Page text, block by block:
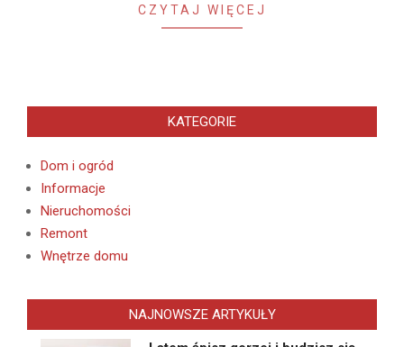
CZYTAJ WIĘCEJ
KATEGORIE
Dom i ogród
Informacje
Nieruchomości
Remont
Wnętrze domu
NAJNOWSZE ARTYKUŁY